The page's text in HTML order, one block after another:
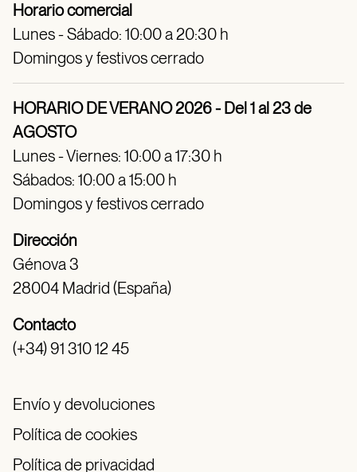
Horario comercial
Lunes - Sábado: 10:00 a 20:30 h
Domingos y festivos cerrado
HORARIO DE VERANO 2026 - Del 1 al 23 de
AGOSTO
Lunes - Viernes: 10:00 a 17:30 h
Sábados: 10:00 a 15:00 h
Domingos y festivos cerrado
Dirección
Génova 3
28004 Madrid (España)
Contacto
(+34) 91 310 12 45
Envío y devoluciones
Política de cookies
Política de privacidad